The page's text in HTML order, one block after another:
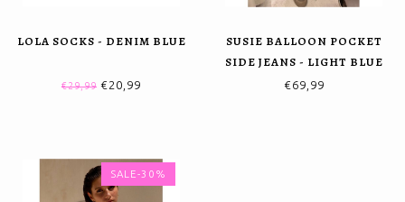
LOLA SOCKS - DENIM BLUE
€29,99 €20,99
SUSIE BALLOON POCKET
SIDE JEANS - LIGHT BLUE
€69,99
SALE-30%